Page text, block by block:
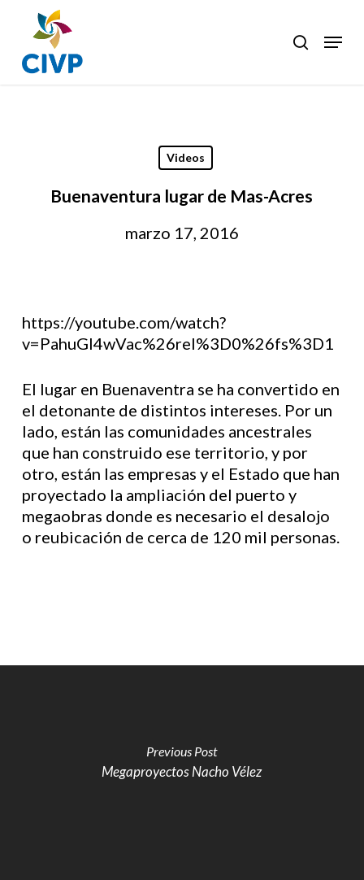
main
content
search
Menu
Videos
Buenaventura lugar de Mas-Acres
marzo 17, 2016
https://youtube.com/watch?
v=PahuGl4wVac%26rel%3D0%26fs%3D1
El lugar en Buenaventra se ha convertido en
el detonante de distintos intereses. Por un
lado, están las comunidades ancestrales
que han construido ese territorio, y por
otro, están las empresas y el Estado que han
proyectado la ampliación del puerto y
megaobras donde es necesario el desalojo
o reubicación de cerca de 120 mil personas.
Previous Post
Megaproyectos Nacho Vélez
Close